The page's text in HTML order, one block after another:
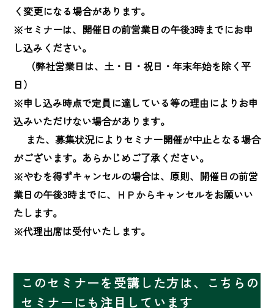
く変更になる場合があります。
※セミナーは、開催日の前営業日の午後3時までにお申
し込みください。
（弊社営業日は、土・日・祝日・年末年始を除く平
日）
※申し込み時点で定員に達している等の理由によりお申
込みいただけない場合があります。
また、募集状況によりセミナー開催が中止となる場合
がございます。あらかじめご了承ください。
※やむを得ずキャンセルの場合は、原則、開催日の前営
業日の午後3時までに、ＨＰからキャンセルをお願いい
たします。
※代理出席は受付いたします。
このセミナーを受講した方は、こちらの
セミナーにも注目しています